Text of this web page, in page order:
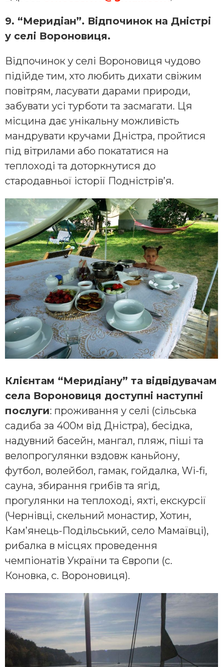
9. “Меридіан”. Відпочинок на Дністрі
у селі Вороновиця.
Відпочинок у селі Вороновиця чудово
підійде тим, хто любить дихати свіжим
повітрям, ласувати дарами природи,
забувати усі турботи та засмагати. Ця
місцина дає унікальну можливість
мандрувати кручами Дністра, пройтися
під вітрилами або покататися на
теплоході та доторкнутися до
стародавньої історії Подністрів’я.
Клієнтам “Меридіану” та відвідувачам
села Вороновиця доступні наступні
послуги: проживання у селі (сільська
садиба за 400м від Дністра), бесідка,
надувний басейн, мангал, пляж, піші та
велопрогулянки вздовж каньйону,
футбол, волейбол, гамак, гойдалка, Wi-fi,
сауна, збирання грибів та ягід,
прогулянки на теплоході, яхті, екскурсії
(Чернівці, скельний монастир, Хотин,
Кам’янець-Подільський, село Мамаївці),
рибалка в місцях проведення
чемпіонатів України та Європи (с.
Коновка, с. Вороновиця).